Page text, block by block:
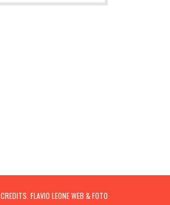
CREDITS. FLAVIO LEONE WEB & FOTO